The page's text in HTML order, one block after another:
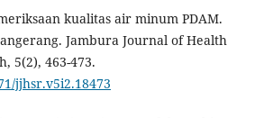
kualitas air minum PDAM.
Jambura Journal of Health
5(2), 463-473.
jjhsr.v5i2.18473